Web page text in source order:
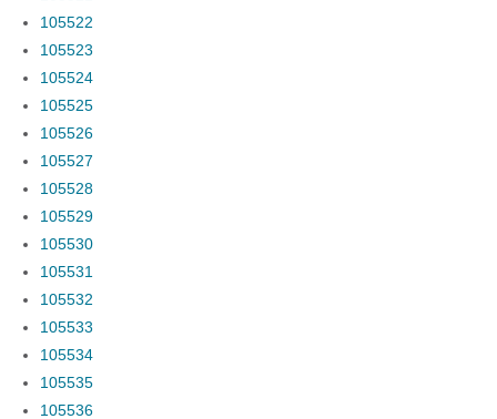
105522
105523
105524
105525
105526
105527
105528
105529
105530
105531
105532
105533
105534
105535
105536